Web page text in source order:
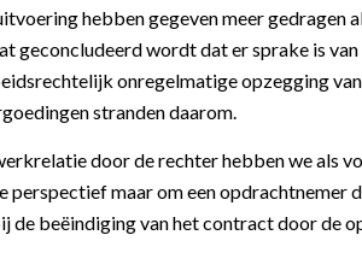
hebben gegeven meer gedragen
geconcludeerd wordt dat er sprake is
onregelmatige opzegging
stranden daarom.
door de rechter hebben we als
perspectief maar om een opdrachtnemer
de beëindiging van het contract door de